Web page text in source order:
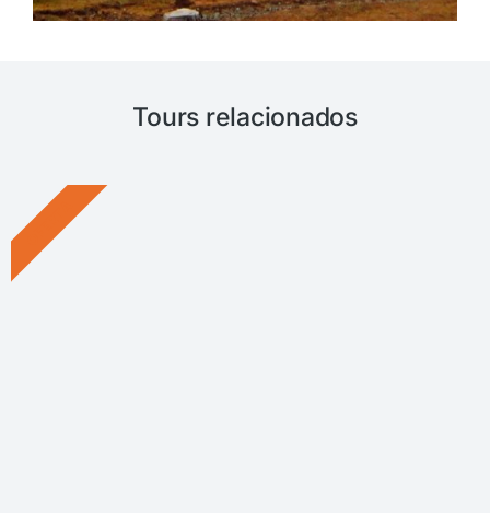
Tours relacionados
OFERTA